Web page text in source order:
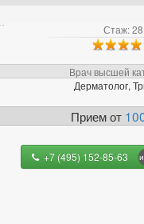
Стаж: 28
Врач высшей
Дерматолог,
Прием от
+7 (495) 152-85-63